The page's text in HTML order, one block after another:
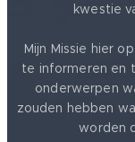
kwestie
Mijn Missie hier
te informeren en
onderwerpen
zouden hebben
worden